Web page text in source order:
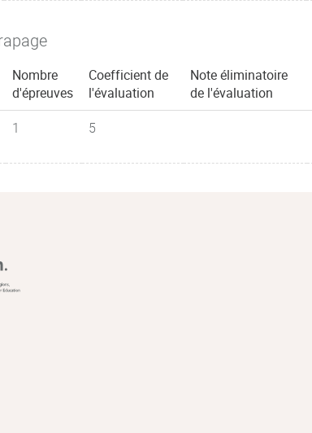
Nombre
d'épreuves
Coefficient de
l'évaluation
Note éliminatoire
de l'évaluation
1 5